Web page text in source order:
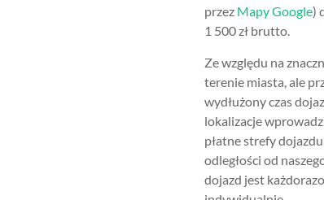
przez Mapy Google)
1 500 zł brutto.
Ze względu na
terenie miasta, ale
wydłużony czas
lokalizacje
płatne strefy
odległości od
dojazd jest